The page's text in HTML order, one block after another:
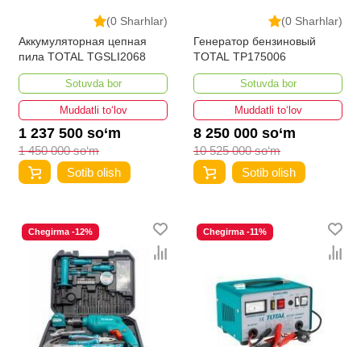
(0 Sharhlar)
Аккумуляторная цепная
пила TOTAL TGSLI2068
Sotuvda bor
Muddatli to‘lov
1 237 500 so‘m
1 450 000 so‘m
Sotib olish
(0 Sharhlar)
Генератор бензиновый
TOTAL TP175006
Sotuvda bor
Muddatli to‘lov
8 250 000 so‘m
10 525 000 so‘m
Sotib olish
Chegirma -12% Chegirma -11%